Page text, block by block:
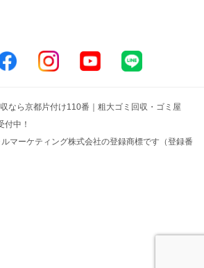
なら京都片付け110番｜粗大ゴミ回収・ゴミ屋
付中！
ルマーケティング株式会社の登録商標です（登録番